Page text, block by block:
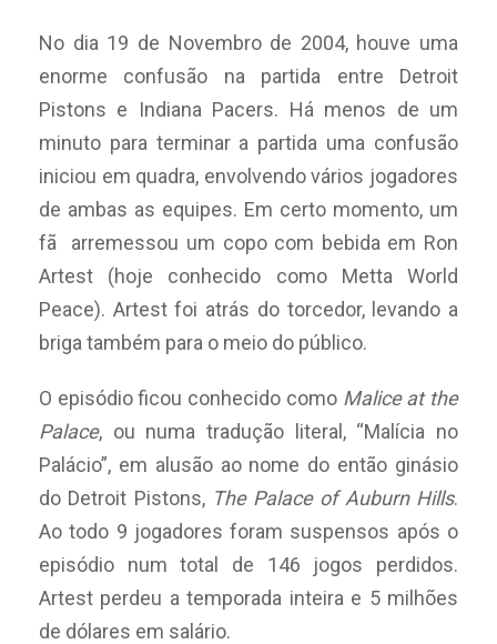
No dia 19 de Novembro de 2004, houve uma
enorme confusão na partida entre Detroit
Pistons e Indiana Pacers. Há menos de um
minuto para terminar a partida uma confusão
iniciou em quadra, envolvendo vários jogadores
de ambas as equipes. Em certo momento, um
fã arremessou um copo com bebida em Ron
Artest (hoje conhecido como Metta World
Peace). Artest foi atrás do torcedor, levando a
briga também para o meio do público.
O episódio ficou conhecido como Malice at the
Palace, ou numa tradução literal, “Malícia no
Palácio”, em alusão ao nome do então ginásio
do Detroit Pistons, The Palace of Auburn Hills.
Ao todo 9 jogadores foram suspensos após o
episódio num total de 146 jogos perdidos.
Artest perdeu a temporada inteira e 5 milhões
de dólares em salário.